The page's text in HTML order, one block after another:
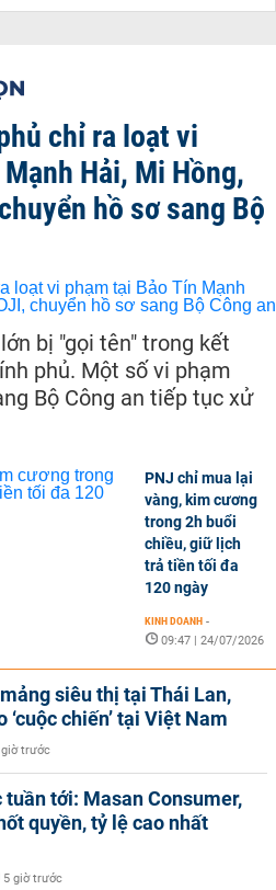
chỉ ra loạt vi
Hải, Mi Hồng,
hồ sơ sang Bộ
bị "gọi tên" trong kết
phủ. Một số vi phạm
Bộ Công an tiếp tục xử
PNJ chỉ mua lại
vàng, kim cương
trong 2h buổi
chiều, giữ lịch
trả tiền tối đa
120 ngày
KINH DOANH -
09:47 | 24/07/2026
siêu thị tại Thái Lan,
‘cuộc chiến’ tại Việt Nam
trước
tuần tới: Masan Consumer,
quyền, tỷ lệ cao nhất
5 giờ trước